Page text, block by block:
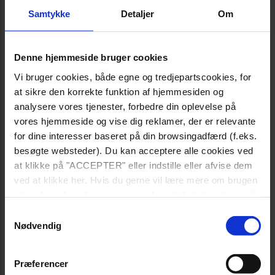
Samtykke Detaljer Om
Denne hjemmeside bruger cookies
Vi bruger cookies, både egne og tredjepartscookies, for
at sikre den korrekte funktion af hjemmesiden og
analysere vores tjenester, forbedre din oplevelse på
vores hjemmeside og vise dig reklamer, der er relevante
for dine interesser baseret på din browsingadfærd (f.eks.
besøgte websteder). Du kan acceptere alle cookies ved
at klikke på "ACCEPTER" eller indstille eller afvise dem
ved at klikke her. Hvis du gerne vil lære mere om brugen
Nødvendig
Præferencer
pcs Set, Ø32/38
mm
Slangestuds, mm: 32;
38
Adaptor Ø32/38
mm
Slangestuds, mm: 38;
32